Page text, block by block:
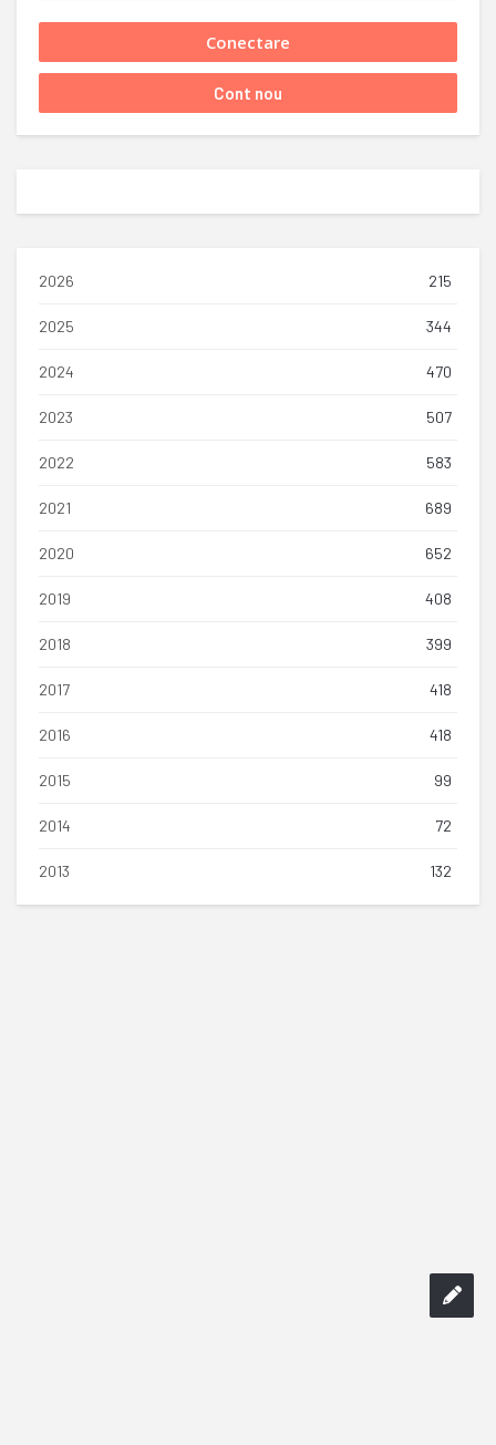
2026 215
2025 344
2024 470
2023 507
2022 583
2021 689
2020 652
2019 408
2018 399
2017 418
2016 418
2015 99
2014 72
2013 132